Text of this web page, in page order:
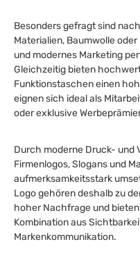
Besonders gefragt sind
Materialien, Baumwolle
und modernes Marketing
Gleichzeitig bieten
Funktionstaschen einen
eignen sich ideal als
oder exklusive
Durch moderne Druck- und
Firmenlogos, Slogans und
aufmerksamkeitsstark
Logo gehören deshalb zu
hoher Nachfrage und
Kombination aus
Markenkommunikation.